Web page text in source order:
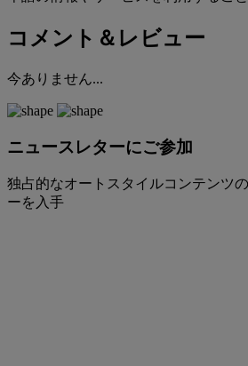
コメント＆レビュー
今ありません...
ニュースレターにご参加
独占的なオートスタイルコンテンツ
ーを入手